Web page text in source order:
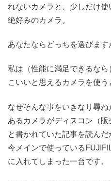
れないカメラと、少しだけ
絶好みのカメラ。
あなたならどっちを選びます
私は（性能に満足できるな
こいいと思えるカメラを使う
なぜそんな事をいきなり尋
あるカメラがディスコン（
と書かれていた記事を読ん
今メインで使っている
に入れてしまった一台です。